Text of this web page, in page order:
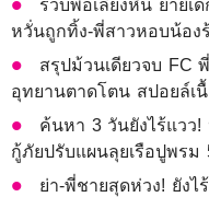
รวบพ่อเลี้ยงหื่น ย่ำยีเ
หวั่นถูกทิ้ง-พี่สาวหอบน้อง
สรุปม้วนเดียวจบ FC
อุทยานตาดโตน สปอยล์เ
ค้นหา 3 วันยังไร้แว
กู้ภัยปรับแผนลุยเรือปูพรม
ย่า-พี่ชายสุดห่วง! ยังไ